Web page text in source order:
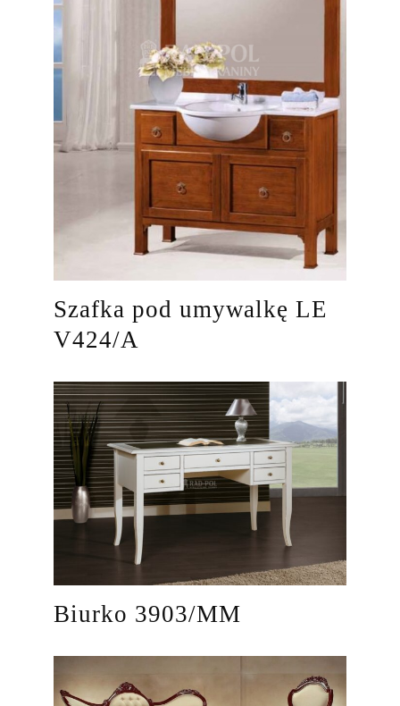
Szafka pod umywalkę LE
V424/A
Biurko 3903/MM